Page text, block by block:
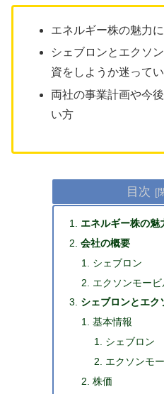
エネルギー株の魅力
シェブロンとエクソ
資をしようか迷って
両社の事業計画や今
い方
目次
エネルギー株の魅
会社の概要
シェブロン
エクソンモービ
シェブロンとエク
基本情報
シェブロン
エクソンモ
株価